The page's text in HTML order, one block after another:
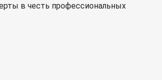
в честь профессиональных